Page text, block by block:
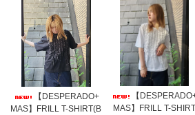
【DESPERADO+
MAS】FRILL T-SHIRT(B
【
MAS】FRILL T-SHIRT